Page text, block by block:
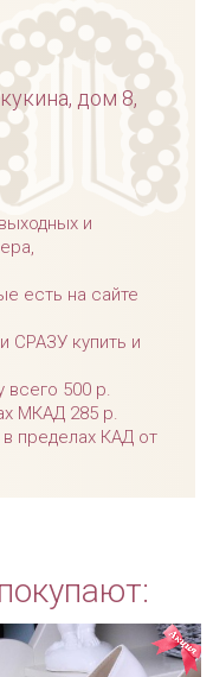
дом 8,
и
есть на сайте
СРАЗУ купить и
всего 500 р.
МКАД 285 р.
пределах КАД от